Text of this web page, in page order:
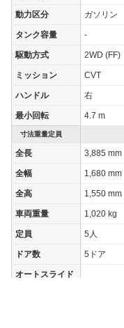
動力区分 ガソリン
タンク容量 -
駆動方式 2WD (FF)
ミッション CVT
ハンドル 右
最小回転 4.7 m
寸法重量定員
全長 3,885 mm
全幅 1,680 mm
全高 1,550 mm
車両重量 1,020 kg
定員 5人
ドア数 5ドア
オートスライド